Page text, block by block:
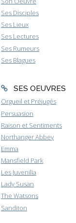
Ses Disciples
Ses Lieux
Ses Lectures
Ses Rumeurs
Ses Blagues
SES OEUVRES
Orgueil et Préjugés
Persuasion
Raison et Sentiments
Northanger Abbey
Emma
Mansfield Park
Les Juvenilia
Lady Susan
The Watsons
Sanditon